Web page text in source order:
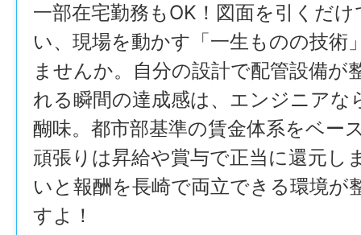
一部在宅勤務もOK！図面を引くだ
い、現場を動かす「一生ものの技術
ませんか。自分の設計で配管設備が
れる瞬間の達成感は、エンジニアな
醐味。都市部基準の賃金体系をベー
頑張りは昇給や賞与で正当に還元し
いと報酬を長崎で両立できる環境が
すよ！